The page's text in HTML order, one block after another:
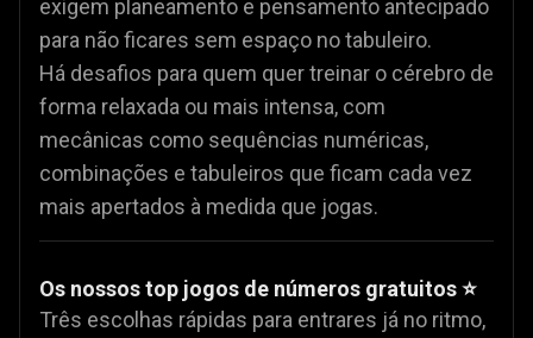
exigem planeamento e pensamento antecipado
para não ficares sem espaço no tabuleiro.
Há desafios para quem quer treinar o cérebro de
forma relaxada ou mais intensa, com
mecânicas como sequências numéricas,
combinações e tabuleiros que ficam cada vez
mais apertados à medida que jogas.
Os nossos top jogos de números gratuitos ⭐
Três escolhas rápidas para entrares já no ritmo,